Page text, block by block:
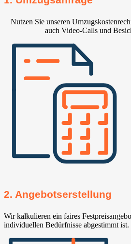
Nutzen Sie unseren
auch Video-Calls und
2. Angebotserstellung
Wir kalkulieren ein faires
individuellen Bedürfnisse abgestimmt ist.